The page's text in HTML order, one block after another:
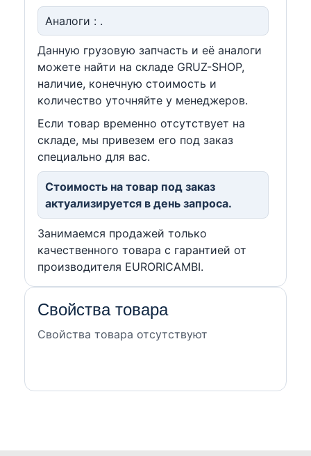
Аналоги : .
Данную грузовую запчасть и её аналоги
можете найти на складе GRUZ-SHOP,
наличие, конечную стоимость и
количество уточняйте у менеджеров.
Если товар временно отсутствует на
складе, мы привезем его под заказ
специально для вас.
Стоимость на товар под заказ
актуализируется в день запроса.
Занимаемся продажей только
качественного товара с гарантией от
производителя EURORICAMBI.
Свойства товара
Свойства товара отсутствуют